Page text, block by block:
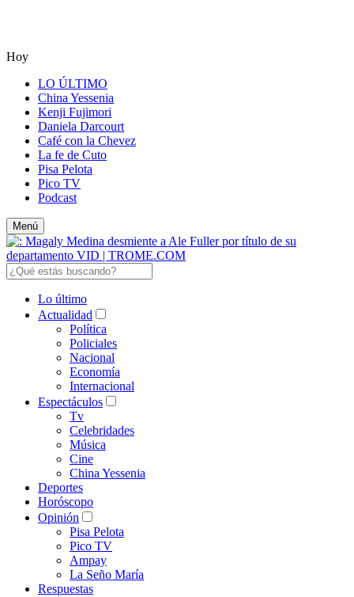
Hoy
LO ÚLTIMO
China Yessenia
Kenji Fujimori
Daniela Darcourt
Café con la Chevez
La fe de Cuto
Pisa Pelota
Pico TV
Podcast
Menú
Lo último
Actualidad
Política
Policiales
Nacional
Economía
Internacional
Espectáculos
Tv
Celebridades
Música
Cine
China Yessenia
Deportes
Horóscopo
Opinión
Pisa Pelota
Pico TV
Ampay
La Seño María
Respuestas